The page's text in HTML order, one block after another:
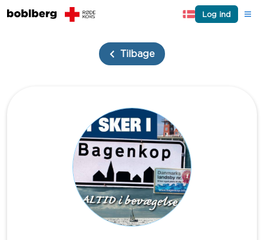
Log ind
Tilbage